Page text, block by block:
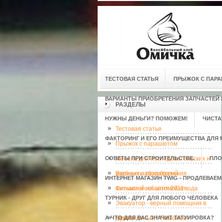
ТЕСТОВАЯ СТАТЬЯ ПРЫЖОК С
ВАРИАНТЫ ПРИОБРЕТЕНИЯ
НУЖНЫ ДЕНЬГИ? ПОМОЖЕМ!
ФАКТОРИНГ И ЕГО ПРЕИМУЩЕСТВА ДЛЯ
СОВЕТЫ ПРИ СТРОИТЕЛЬСТВЕ.
ИНТЕРНЕТ МАГАЗИН TWIG -
ТУРНИК - ДРУГ ДЛЯ ЛЮБОГО ЧЕЛОВЕКА
А ЧТО ДЛЯ ВАС ЗНАЧИТ ТАТУИРОВКА?
РАЗДЕЛЫ
Тестовая статья
Прыжок с парашютом
Мебель для исследовательских и
учебных лабораторий
Варианты приобретения
запчастей на автомобиль
Фильмы и события 2011 года
Эвакуатор - верный помощник в
дороге.
Нужны деньги? Поможем!